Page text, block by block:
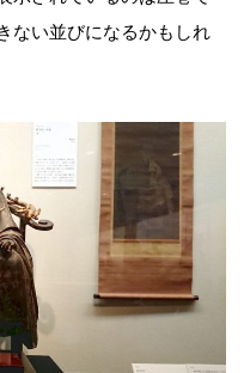
ない並びになるかもしれ